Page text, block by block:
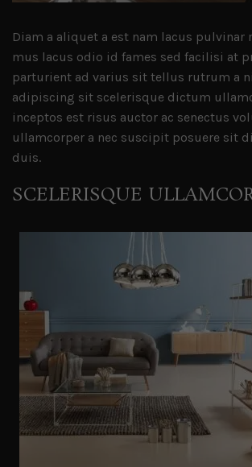
Diam a aliquet a est nam lacus
mus lacus odio id fames sed facilisi at
parturient ad varius sit tellus rutrum a
adipiscing sit scelerisque dictum
inceptos est risus auctor ac senectus
ullamcorper a nec suscipit posuere sit
duis.
SCELERISQUE